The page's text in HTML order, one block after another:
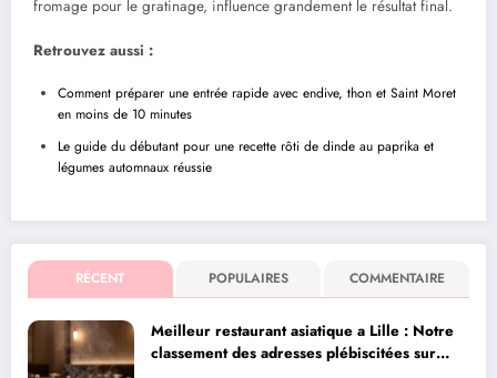
fromage pour le gratinage, influence grandement le résultat final.
Retrouvez aussi :
Comment préparer une entrée rapide avec endive, thon et Saint Moret
en moins de 10 minutes
Le guide du débutant pour une recette rôti de dinde au paprika et
légumes automnaux réussie
RÉCENT POPULAIRES COMMENTAIRE
Meilleur restaurant asiatique a Lille : Notre
classement des adresses plébiscitées sur